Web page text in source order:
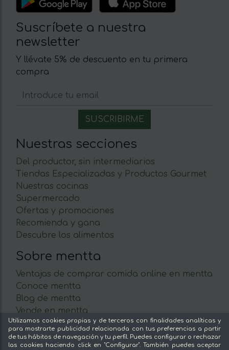
Suscríbete a nuestra
newsletter
Y llévate 5% de descuento en tu primera
compra
Nuestras secciones
Del productor, sin intermediarios
Tiendas Especializadas y Productos Gourmet
Nuestras cocinas
Supermercado
Ofertas y promociones
Recomienda y gana
Descubre los alimentos
Sobre mentta
Ventajas de comprar comida online en mentta
Conoce mentta
Blog de mentta
Vende en mentta
Fidelización
Preguntas frecuentes
Utilizamos cookies propias y de terceros con finalidades analíticas y
para mostrarte publicidad relacionada con tus preferencias a partir
de tus hábitos de navegación y tu perfil. Puedes configurar o rechazar
las cookies haciendo click en "Configurar". También puedes aceptar